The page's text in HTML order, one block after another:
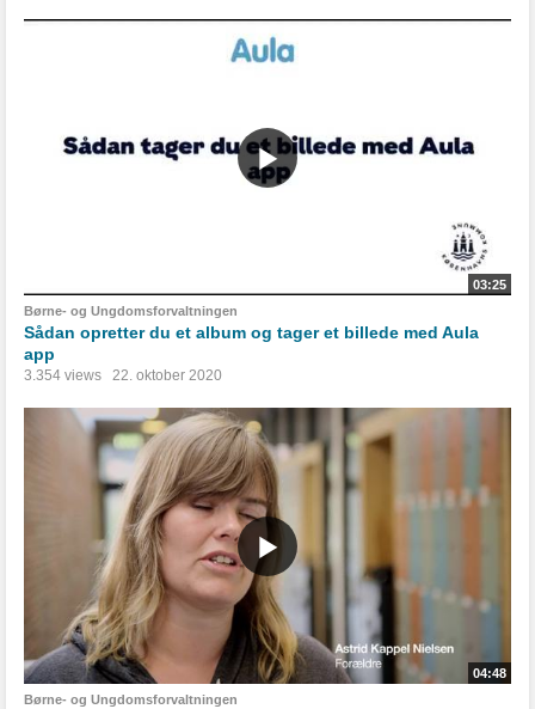
03:25
Børne- og Ungdomsforvaltningen
Sådan opretter du et album og tager et billede med Aula
app
3.354 views 22. oktober 2020
04:48
Børne- og Ungdomsforvaltningen